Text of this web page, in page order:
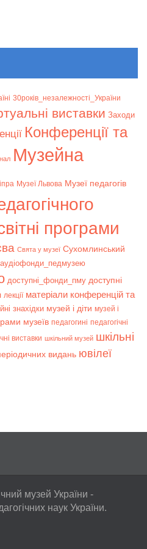
30років_незалежності_України
виставки Заходи
Конференції та
Музейна
Музеї Львова Музеї педагогів
програми
Свята у музеї Сухомлинський
аудіофонди_педмузею
доступні_фонди_пму доступні
лекції матеріали конференцій та
знахідки музей і діти музей і
музеїв педагогині педагогічні
виставки шкільний музей шкільні
видань ювілеї
музей України -
наук України.